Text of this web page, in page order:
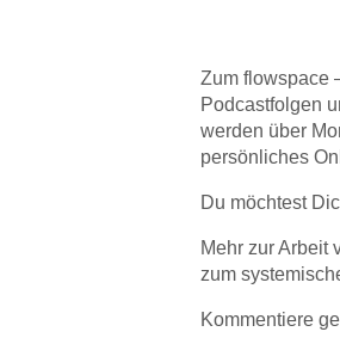
Zum flowspace
Podcastfolgen
werden über
persönliches
Du möchtest
Mehr zur Arbeit
zum
Kommentiere